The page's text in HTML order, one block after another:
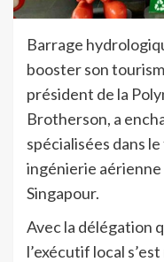
Barrage
booster son
président de la
Brotherson, a
spécialisées dans
ingénierie aérienne
Singapour.
Avec la délégation
l’exécutif local